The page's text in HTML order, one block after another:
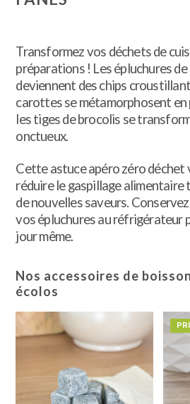
Transformez vos déchets de
préparations ! Les épluchures
deviennent des chips
carottes se métamorphosent
les tiges de brocolis se
onctueux.
Cette astuce apéro zéro déchet
réduire le gaspillage
de nouvelles saveurs.
vos épluchures au réfrigérateur
jour même.
Nos accessoires de
écolos